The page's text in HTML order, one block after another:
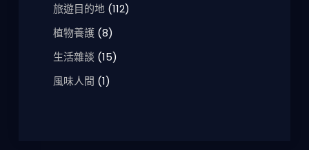
旅遊目的地(112)
植物養護(8)
生活雜談 (15)
風味人間 (1)